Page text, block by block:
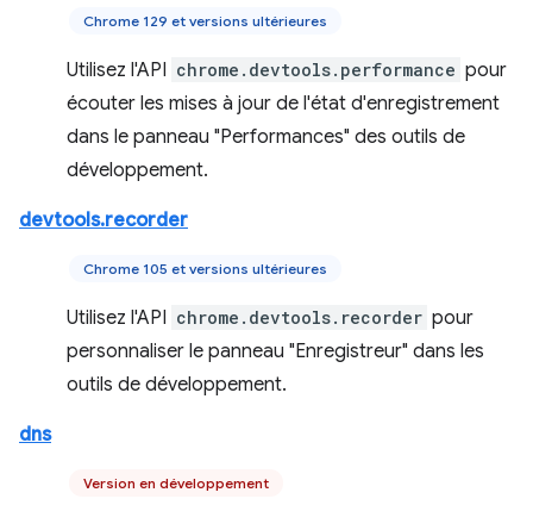
Chrome 129 et versions ultérieures
Utilisez l'API chrome.devtools.performance pour
écouter les mises à jour de l'état d'enregistrement
dans le panneau "Performances" des outils de
développement.
devtools.recorder
Chrome 105 et versions ultérieures
Utilisez l'API chrome.devtools.recorder pour
personnaliser le panneau "Enregistreur" dans les
outils de développement.
dns
Version en développement